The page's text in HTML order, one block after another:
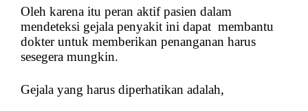
Oleh karena itu peran aktif pasien dalam
mendeteksi gejala penyakit ini dapat membantu
dokter untuk memberikan penanganan harus
sesegera mungkin.
Gejala yang harus diperhatikan adalah,